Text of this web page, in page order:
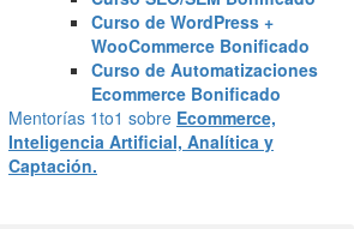
Curso de WordPress +
WooCommerce Bonificado
Curso de Automatizaciones
Ecommerce Bonificado
Mentorías 1to1 sobre Ecommerce,
Inteligencia Artificial, Analítica y
Captación.